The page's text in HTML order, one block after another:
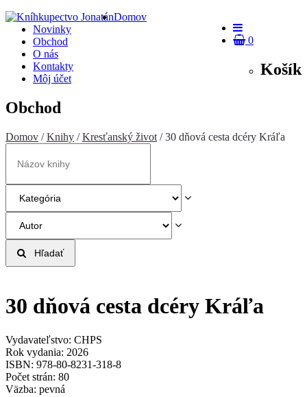
0
Košík
Domov
Novinky
Obchod
O nás
Kontakty
Môj účet
Obchod
Domov /Knihy /Kresťanský život / 30 dňová cesta dcéry Kráľa
Hľadať
30 dňová cesta dcéry Kráľa
Vydavateľstvo: CHPS
Rok vydania: 2026
ISBN: 978-80-8231-318-8
Počet strán: 80
Väzba: pevná